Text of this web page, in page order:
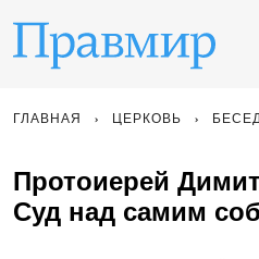
ГЛАВНАЯ ЦЕРКОВЬ
Протоиерей
Суд над самим